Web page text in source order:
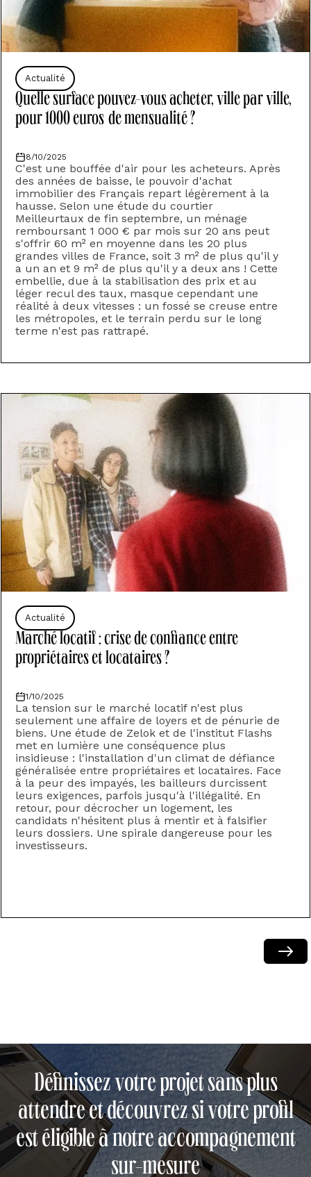
Actualité
Quelle surface pouvez-vous acheter, ville par ville,
pour 1000 euros de mensualité ?
8/10/2025
C'est une bouffée d'air pour les acheteurs. Après
des années de baisse, le pouvoir d'achat
immobilier des Français repart légèrement à la
hausse.‍ Selon une étude du courtier
Meilleurtaux de fin septembre, un ménage
remboursant 1 000 € par mois sur 20 ans peut
s'offrir 60 m² en moyenne dans les 20 plus
grandes villes de France, soit 3 m² de plus qu'il y
a un an et 9 m² de plus qu'il y a deux ans !‍ Cette
embellie, due à la stabilisation des prix et au
léger recul des taux, masque cependant une
réalité à deux vitesses : un fossé se creuse entre
les métropoles, et le terrain perdu sur le long
terme n'est pas rattrapé.
Actualité
Marché locatif : crise de confiance entre
propriétaires et locataires ?
1/10/2025
La tension sur le marché locatif n'est plus
seulement une affaire de loyers et de pénurie de
biens.‍ Une étude de Zelok et de l'institut Flashs
met en lumière une conséquence plus
insidieuse : l'installation d'un climat de défiance
généralisée entre propriétaires et locataires.‍ Face
à la peur des impayés, les bailleurs durcissent
leurs exigences, parfois jusqu'à l'illégalité.‍ En
retour, pour décrocher un logement, les
candidats n'hésitent plus à mentir et à falsifier
leurs dossiers. Une spirale dangereuse pour les
investisseurs.
Next
Définissez votre projet sans plus
attendre et découvrez si votre profil
est éligible à notre accompagnement
sur-mesure